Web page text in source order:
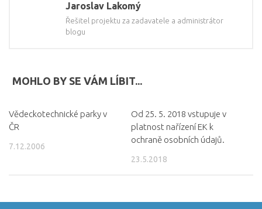
Jaroslav Lakomý
Řešitel projektu za zadavatele a administrátor
blogu
MOHLO BY SE VÁM LÍBIT...
Vědeckotechnické parky v
ČR
7.12.2006
Od 25. 5. 2018 vstupuje v
platnost nařízení EK k
ochraně osobních údajů.
23.5.2018